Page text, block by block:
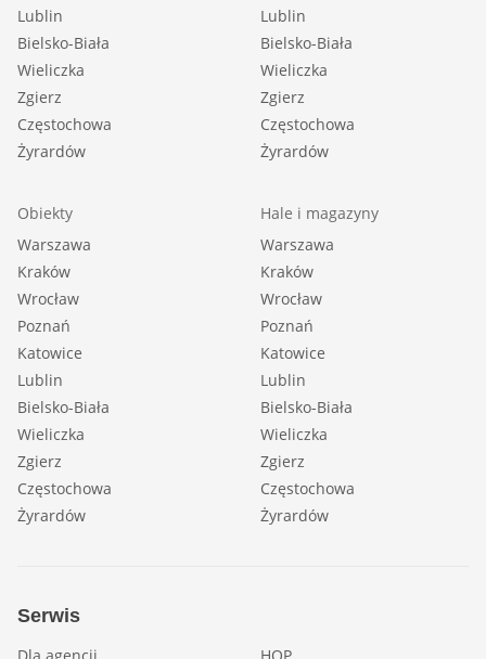
Lublin
Bielsko-Biała
Wieliczka
Zgierz
Częstochowa
Żyrardów
Lublin
Bielsko-Biała
Wieliczka
Zgierz
Częstochowa
Żyrardów
Obiekty
Warszawa
Kraków
Wrocław
Poznań
Katowice
Lublin
Bielsko-Biała
Wieliczka
Zgierz
Częstochowa
Żyrardów
Hale i magazyny
Warszawa
Kraków
Wrocław
Poznań
Katowice
Lublin
Bielsko-Biała
Wieliczka
Zgierz
Częstochowa
Żyrardów
Serwis